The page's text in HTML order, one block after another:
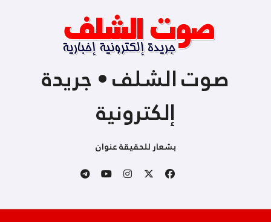
صوت الشلف • جريدة
إلكترونية
بشعار للحقيقة عنوان